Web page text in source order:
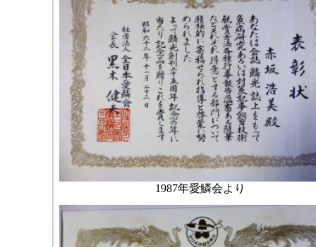
1987年愛鱗会より